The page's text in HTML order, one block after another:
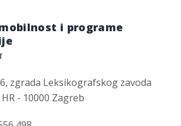
i programe
zgrada Leksikografskog zavoda
- 10000 Zagreb